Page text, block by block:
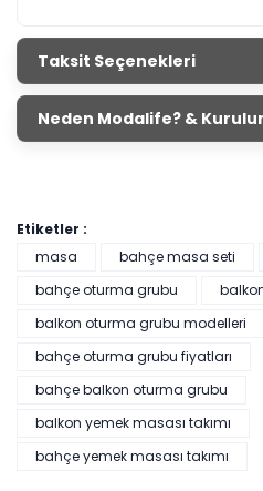
Taksit Seçenekleri
Neden Modalife? &
Etiketler :
masa
bahçe masa seti
bahçe oturma grubu
balkon oturma grubu modelleri
bahçe oturma grubu fiyatları
bahçe balkon oturma grubu
balkon yemek masası takımı
bahçe yemek masası takımı